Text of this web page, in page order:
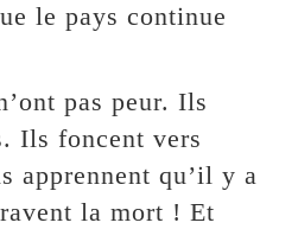
le pays continue
pas peur. Ils
Ils foncent vers
apprennent qu’il y a
la mort ! Et